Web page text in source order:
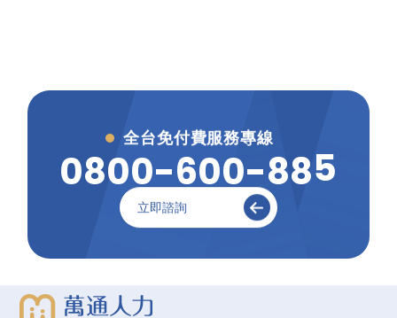
全台免付費服務專線
0800-600-885
立即諮詢